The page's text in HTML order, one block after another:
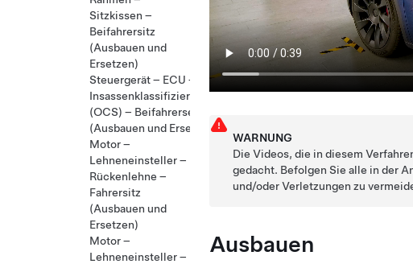
WARNUNG
Die Videos, die in diesem
gedacht. Befolgen Sie alle in der
und/oder Verletzungen zu
Ausbauen
Sitzkissen –
Beifahrersitz
(Ausbauen und
Ersetzen)
Steuergerät – ECU –
Insassenklassifizierungssystem
(OCS) – Beifahrerseite
(Ausbauen und Ersetzen)
Motor –
Lehneneinsteller –
Rückenlehne –
Fahrersitz
(Ausbauen und
Ersetzen)
Motor –
Lehneneinsteller –